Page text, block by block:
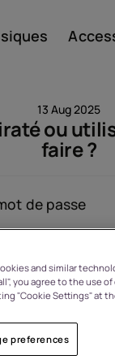
13 Aug 2025
ou
faire ?
de passe
Vu: 1529
and similar
you agree to the use
"Cookie Settings" at
preferences